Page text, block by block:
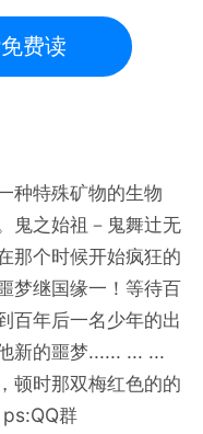
费读
种特殊矿物的生物
鬼之始祖－鬼舞辻无
那个时候开始疯狂的
梦继国缘一！等待百
百年后一名少年的出
新的噩梦...... ... ...
顿时那双梅红色的的
ps:QQ群